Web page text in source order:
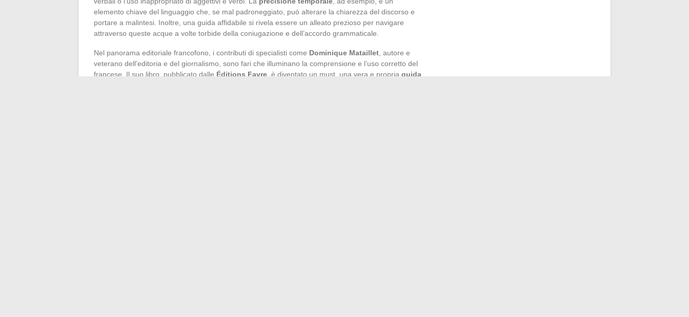
elemento chiave del linguaggio che, se mal padroneggiato, può alterare la chiarezza del discorso e
portare a malintesi. Inoltre, una guida affidabile si rivela essere un alleato prezioso per navigare
attraverso queste acque a volte torbide della coniugazione e dell’accordo grammaticale.
Nel panorama editoriale francofono, i contributi di specialisti come Dominique Mataillet , autore e
veterano dell’editoria e del giornalismo, sono fari che illuminano la comprensione e l’uso corretto del
francese. Il suo libro, pubblicato dalle Éditions Favre , è diventato un must, una vera e propria guida